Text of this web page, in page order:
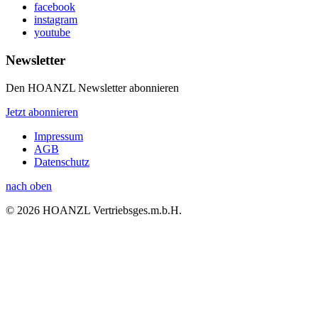
facebook
instagram
youtube
Newsletter
Den HOANZL Newsletter abonnieren
Jetzt abonnieren
Impressum
AGB
Datenschutz
nach oben
© 2026 HOANZL Vertriebsges.m.b.H.